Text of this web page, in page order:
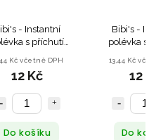
- Instantní
s příchutí
Kč včetně DPH
12 Kč
Do košíku
Bibi's -
polévka s
13,44 Kč
12
Do